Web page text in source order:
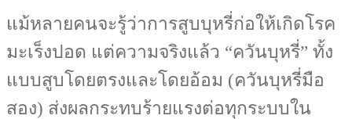
แม้หลายคนจะรู้ว่าการสูบบุหรี่ก่อให้เกิดโรค
มะเร็งปอด แต่ความจริงแล้ว “ควันบุหรี่” ทั้ง
แบบสูบโดยตรงและโดยอ้อม (ควันบุหรี่มือ
สอง) ส่งผลกระทบร้ายแรงต่อทุกระบบใน